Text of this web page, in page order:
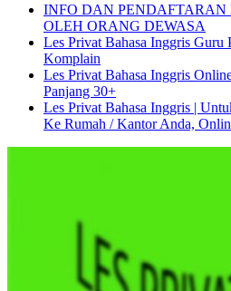
INFO DAN
OLEH ORANG DEWASA
Les Privat Bahasa Inggris Guru
Komplain
Les Privat Bahasa Inggris
Panjang 30+
Les Privat Bahasa Inggris |
Ke Rumah / Kantor Anda,